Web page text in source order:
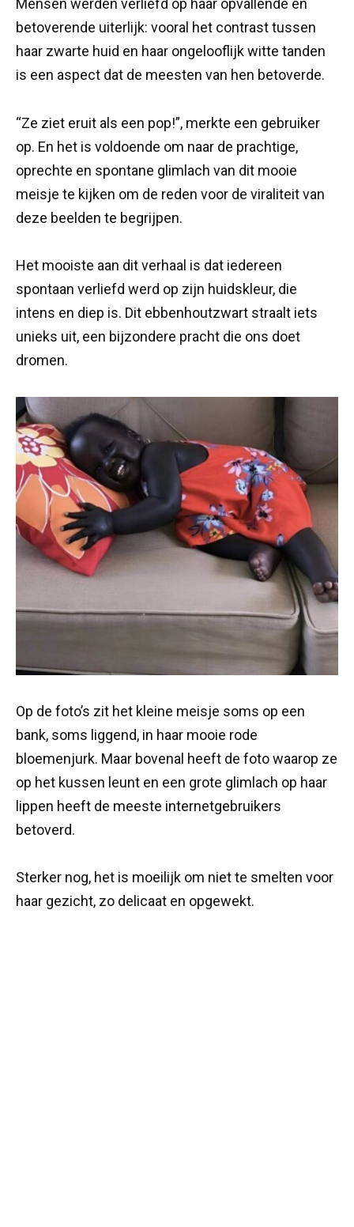
Mensen werden verliefd op haar opvallende en
betoverende uiterlijk: vooral het contrast tussen
haar zwarte huid en haar ongelooflijk witte tanden
is een aspect dat de meesten van hen betoverde.
“Ze ziet eruit als een pop!”, merkte een gebruiker
op. En het is voldoende om naar de prachtige,
oprechte en spontane glimlach van dit mooie
meisje te kijken om de reden voor de viraliteit van
deze beelden te begrijpen.
Het mooiste aan dit verhaal is dat iedereen
spontaan verliefd werd op zijn huidskleur, die
intens en diep is. Dit ebbenhoutzwart straalt iets
unieks uit, een bijzondere pracht die ons doet
dromen.
Op de foto’s zit het kleine meisje soms op een
bank, soms liggend, in haar mooie rode
bloemenjurk. Maar bovenal heeft de foto waarop ze
op het kussen leunt en een grote glimlach op haar
lippen heeft de meeste internetgebruikers
betoverd.
Sterker nog, het is moeilijk om niet te smelten voor
haar gezicht, zo delicaat en opgewekt.